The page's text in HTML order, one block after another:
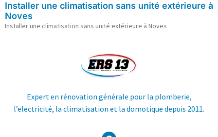
Installer une climatisation sans unité extérieure à
Noves
Installer une climatisation sans unité extérieure à Noves
Expert en rénovation générale pour la plomberie,
l’electricité, la climatisation et la domotique depuis 2011.